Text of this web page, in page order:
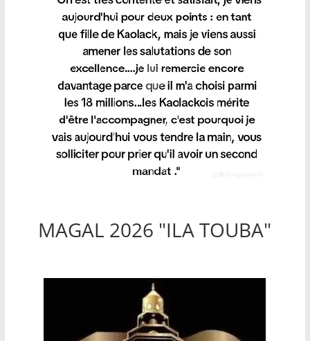
MAGAL 2026 "ILA TOUBA"